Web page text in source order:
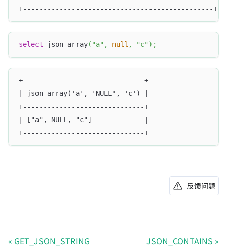
+-----------------------------------------------+
select json_array( "a" , null , "c" ) ;
+------------------------------+
| json_array('a', 'NULL', 'c') |
+------------------------------+
| ["a", NULL, "c"]             |
+------------------------------+
反馈问题
GET_JSON_STRING JSON_CONTAINS